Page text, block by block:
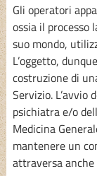
Gli operatori
ossia il processo
suo mondo,
L’oggetto,
costruzione di
Servizio. L’avvio
psichiatra e/o
Medicina
mantenere un
attraversa anche